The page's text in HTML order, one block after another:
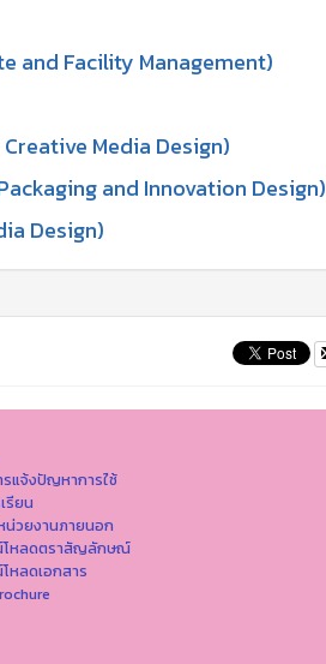
and Facility Management)
Media Design)
and Innovation Design)
Design)
รแจ้งปัญหาการใ่ช้
รียน
น่วยงานภายนอก
โหลดตราสัญลักษณ์
โหลดเอกสาร